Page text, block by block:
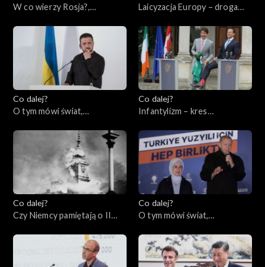
W co wierzy Rosja?,
Laicyzacja Europy – droga
Co dalej?
O tym mówi świat,
Co dalej?
Infantylizm – kres
obywatelskiego, 18.05.2023
Co dalej?
Czy Niemcy pamiętają o II
16.05.2023
Co dalej?
O tym mówi świat,